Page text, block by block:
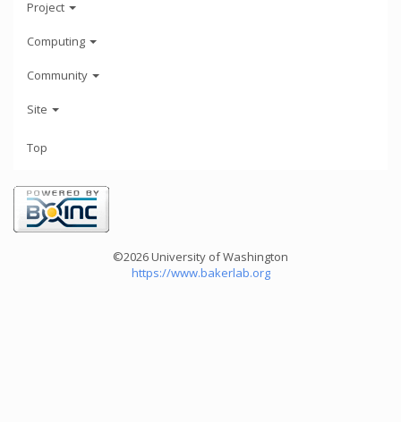
Project
Computing
Community
Site
Top
©2026 University of Washington
https://www.bakerlab.org